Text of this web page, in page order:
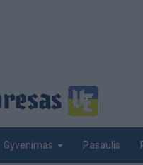
Gyvenimas Pasaulis